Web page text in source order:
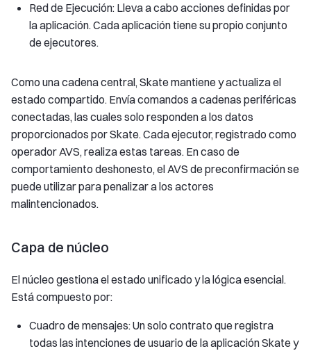
Red de Ejecución: Lleva a cabo acciones definidas por
la aplicación. Cada aplicación tiene su propio conjunto
de ejecutores.
Como una cadena central, Skate mantiene y actualiza el
estado compartido. Envía comandos a cadenas periféricas
conectadas, las cuales solo responden a los datos
proporcionados por Skate. Cada ejecutor, registrado como
operador AVS, realiza estas tareas. En caso de
comportamiento deshonesto, el AVS de preconfirmación se
puede utilizar para penalizar a los actores
malintencionados.
Capa de núcleo
El núcleo gestiona el estado unificado y la lógica esencial.
Está compuesto por:
Cuadro de mensajes: Un solo contrato que registra
todas las intenciones de usuario de la aplicación Skate y